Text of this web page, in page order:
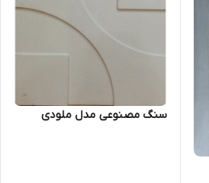
سنگ مصنوعی مدل ملودی